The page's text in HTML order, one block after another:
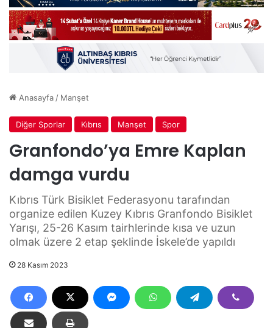
Anasayfa / Manşet
Diğer Sporlar Kıbrıs Manşet Spor
Granfondo’ya Emre Kaplan
damga vurdu
Kıbrıs Türk Bisiklet Federasyonu tarafından
organize edilen Kuzey Kıbrıs Granfondo Bisiklet
Yarışı, 25-26 Kasım tairhlerinde kısa ve uzun
olmak üzere 2 etap şeklinde İskele’de yapıldı
28 Kasım 2023